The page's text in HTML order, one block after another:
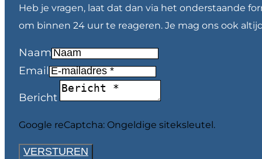
Heb je vragen, laat dat dan via het onderstaande
om binnen 24 uur te reageren. Je mag ons ook
Naam
Email
Bericht
Google reCaptcha: Ongeldige siteksleutel.
VERSTUREN